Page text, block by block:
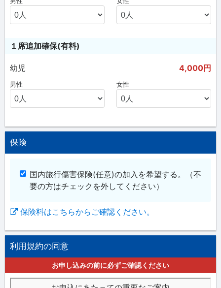
１席追加確保(有料)
幼児 4,000円
男性 女性
保険
国内旅行傷害保険(任意)の加入を希望する。
（不
要の方はチェックを外してください）
保険料はこちらからご確認ください。
利用規約の同意
お申し込みの前に必ずご確認ください